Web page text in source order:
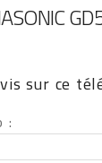
sur ce
: